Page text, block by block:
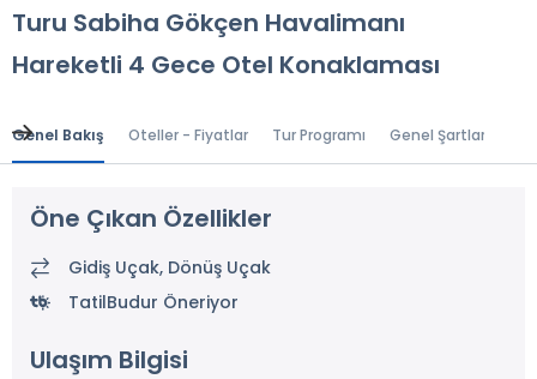
Turu Sabiha Gökçen Havalimanı
Hareketli 4 Gece Otel Konaklaması
Genel Bakış Oteller - Fiyatlar Tur Programı Genel Şartlar
Öne Çıkan Özellikler
Gidiş Uçak, Dönüş Uçak
TatilBudur Öneriyor
Ulaşım Bilgisi